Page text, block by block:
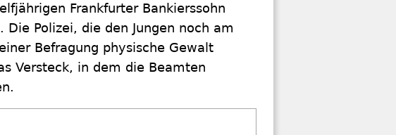
Frankfurter Bankierssohn
Polizei, die den Jungen noch am
Befragung physische Gewalt
Versteck, in dem die Beamten